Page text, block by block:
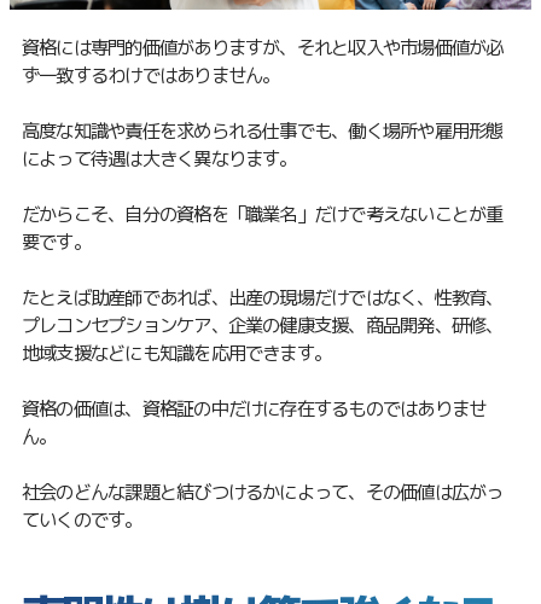
資格には専門的価値がありますが、それと収入や市場価値が必
ず一致するわけではありません。
高度な知識や責任を求められる仕事でも、働く場所や雇用形態
によって待遇は大きく異なります。
だからこそ、自分の資格を「職業名」だけで考えないことが重
要です。
たとえば助産師であれば、出産の現場だけではなく、性教育、
プレコンセプションケア、企業の健康支援、商品開発、研修、
地域支援などにも知識を応用できます。
資格の価値は、資格証の中だけに存在するものではありませ
ん。
社会のどんな課題と結びつけるかによって、その価値は広がっ
ていくのです。